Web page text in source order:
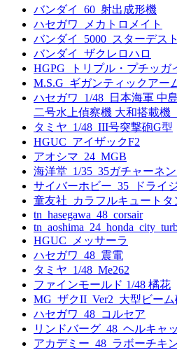
バンダイ_60_射出成形機
ハセガワ_メカトロメイト
バンダイ_5000_スターデス
バンダイ_ザクレロハロ
HGPG_トリプル・プチッガ
M.S.G_ギガンティックアー
ハセガワ_1/48_日本海軍 中
二号水上偵察機 大和搭載機
タミヤ_1/48_III号突撃砲G型
HGUC_アイザックF2
アオシマ_24_MGB
海洋堂_1/35_35ガチャーネ
サイバーホビー_35_ドライ
童友社_カラフルキュート
tn_hasegawa_48_corsair
HGUC_メッサーラ
ハセガワ_48_震電
タミヤ_1/48_Me262
ファインモールド 1/48 橘花
MG_ザクII_Ver2_大型ビー
ハセガワ_48_コルセア
リンドバーグ_48_ヘルキャ
アカデミー_48_ラボーチキ